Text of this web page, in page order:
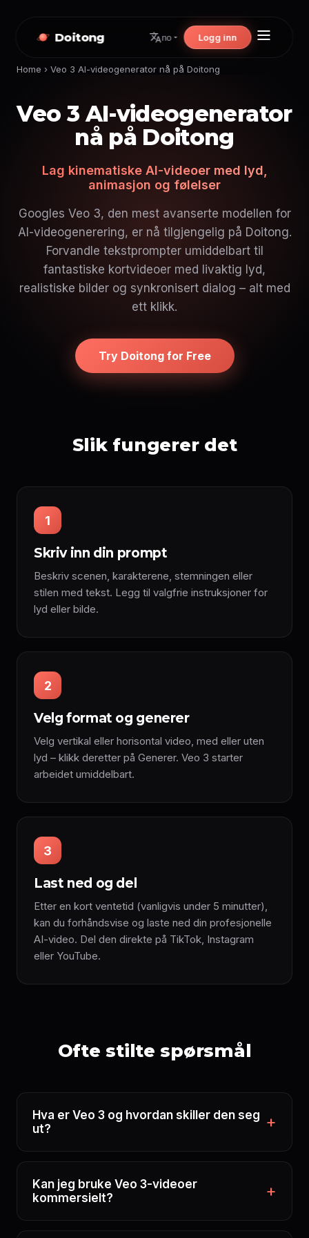
Doitong no Logg inn
Home › Veo 3 AI-videogenerator nå på Doitong
Veo 3 AI-videogenerator
nå på Doitong
Lag kinematiske AI-videoer med lyd,
animasjon og følelser
Googles Veo 3, den mest avanserte modellen for
AI-videogenerering, er nå tilgjengelig på Doitong.
Forvandle tekstprompter umiddelbart til
fantastiske kortvideoer med livaktig lyd,
realistiske bilder og synkronisert dialog – alt med
ett klikk.
Try Doitong for Free
Slik fungerer det
1
Skriv inn din prompt
Beskriv scenen, karakterene, stemningen eller
stilen med tekst. Legg til valgfrie instruksjoner for
lyd eller bilde.
2
Velg format og generer
Velg vertikal eller horisontal video, med eller uten
lyd – klikk deretter på Generer. Veo 3 starter
arbeidet umiddelbart.
3
Last ned og del
Etter en kort ventetid (vanligvis under 5 minutter),
kan du forhåndsvise og laste ned din profesjonelle
AI-video. Del den direkte på TikTok, Instagram
eller YouTube.
Ofte stilte spørsmål
Hva er Veo 3 og hvordan skiller den seg
ut?
Kan jeg bruke Veo 3-videoer
kommersielt?